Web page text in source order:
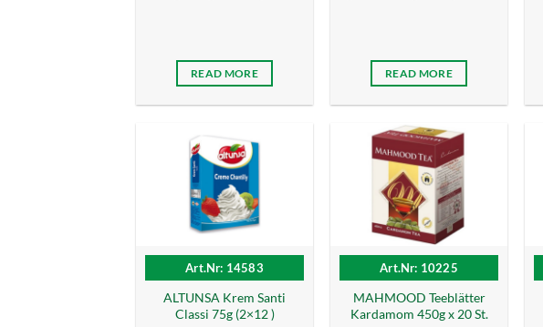
READ MORE READ MORE
Art.Nr: 14583
ALTUNSA Krem Santi
Classi 75g (2×12 )
Art.Nr: 10225
MAHMOOD Teeblätter
Kardamom 450g x 20 St.